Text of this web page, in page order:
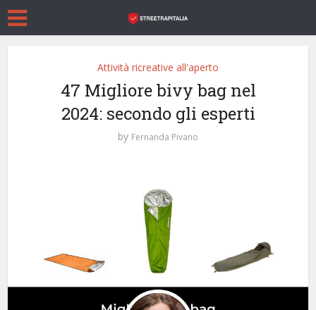
Attività ricreative all'aperto
47 Migliore bivy bag nel
2024: secondo gli esperti
by Fernanda Pivano